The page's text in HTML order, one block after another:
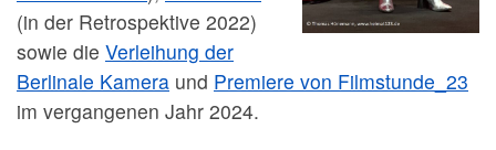
(in der Retrospektive 2022)
sowie die Verleihung der
Berlinale Kamera und Premiere von Filmstunde_23
im vergangenen Jahr 2024.